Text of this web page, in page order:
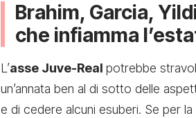
Brahim, Garcia,
che infiamma
L’asse Juve-Real potrebbe
un’annata ben al di sotto delle
e di cedere alcuni esuberi. Se per la